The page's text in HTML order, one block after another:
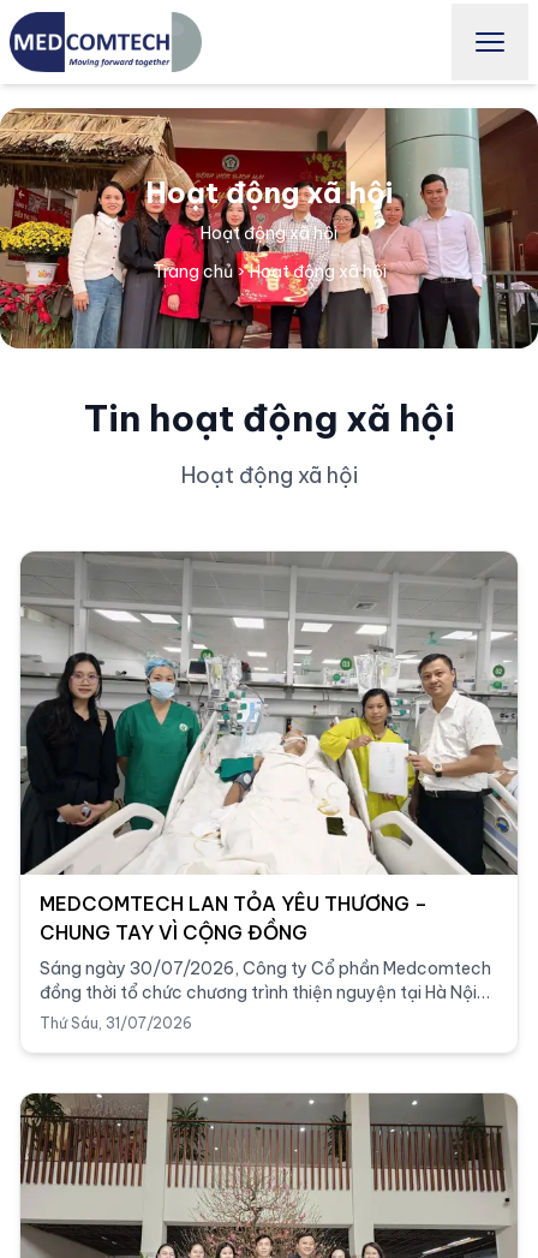
Hoạt động xã hội
Hoạt động xã hội
Trang chủ › Hoạt động xã hội
Tin hoạt động xã hội
Hoạt động xã hội
MEDCOMTECH LAN TỎA YÊU THƯƠNG –
CHUNG TAY VÌ CỘNG ĐỒNG
Sáng ngày 30/07/2026, Công ty Cổ phần Medcomtech
đồng thời tổ chức chương trình thiện nguyện tại Hà Nội
và TP. Hồ Chí Minh, với mong muốn sẻ chia và lan tỏa
Thứ Sáu, 31/07/2026